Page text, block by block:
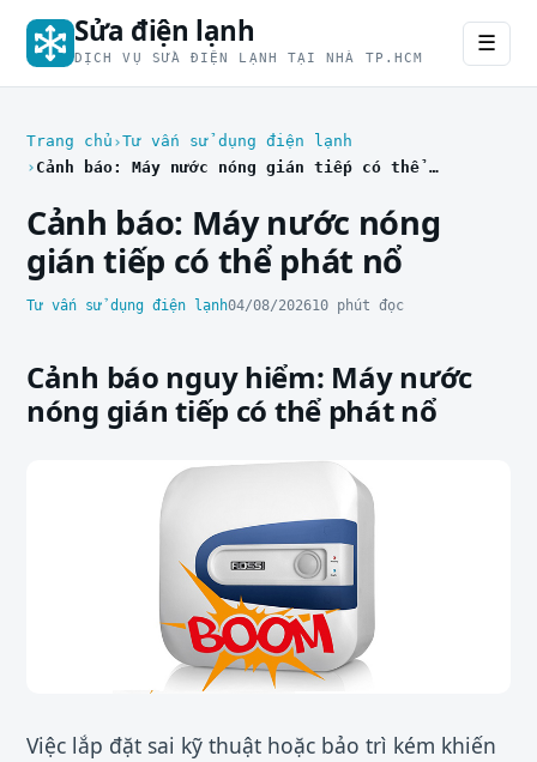
Sửa điện lạnh
DỊCH VỤ SỬA ĐIỆN LẠNH TẠI NHÀ TP.HCM
☰
Trang chủ Tư vấn sử dụng điện lạnh
Cảnh báo: Máy nước nóng gián tiếp có thể phát nổ
Cảnh báo: Máy nước nóng
gián tiếp có thể phát nổ
Tư vấn sử dụng điện lạnh04/08/202610 phút đọc
Cảnh báo nguy hiểm: Máy nước
nóng gián tiếp có thể phát nổ
Việc lắp đặt sai kỹ thuật hoặc bảo trì kém khiến